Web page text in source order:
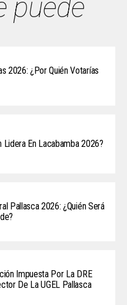
puede
2026: ¿Por Quién Votarías
Lidera En Lacabamba 2026?
Pallasca 2026: ¿Quién Será
Impuesta Por La DRE
De La UGEL Pallasca